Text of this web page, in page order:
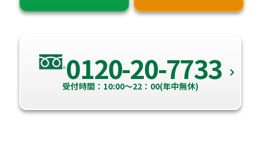
0120-20-7733
受付時間：10:00～22：00(年中無休)